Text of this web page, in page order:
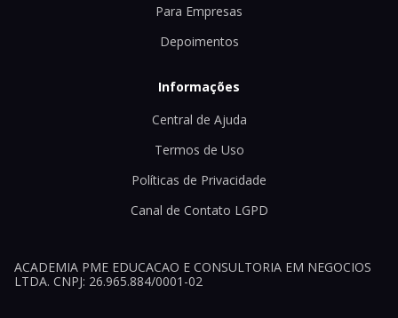
Para Empresas
Depoimentos
Informações
Central de Ajuda
Termos de Uso
Políticas de Privacidade
Canal de Contato LGPD
ACADEMIA PME EDUCACAO E CONSULTORIA EM NEGOCIOS
LTDA. CNPJ: 26.965.884/0001-02